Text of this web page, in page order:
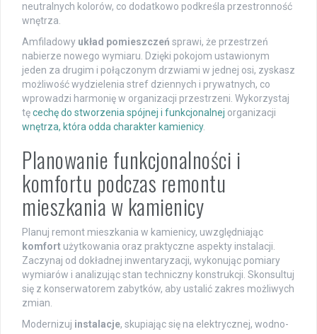
neutralnych kolorów, co dodatkowo podkreśla przestronność
wnętrza.
Amfiladowy układ pomieszczeń sprawi, że przestrzeń
nabierze nowego wymiaru. Dzięki pokojom ustawionym
jeden za drugim i połączonym drzwiami w jednej osi, zyskasz
możliwość wydzielenia stref dziennych i prywatnych, co
wprowadzi harmonię w organizacji przestrzeni. Wykorzystaj
tęcechę do stworzenia spójnej i funkcjonalnej organizacji
wnętrza, która odda charakter kamienicy.
Planowanie funkcjonalności i
komfortu podczas remontu
mieszkania w kamienicy
Planuj remont mieszkania w kamienicy, uwzględniając
komfort użytkowania oraz praktyczne aspekty instalacji.
Zaczynaj od dokładnej inwentaryzacji, wykonując pomiary
wymiarów i analizując stan techniczny konstrukcji. Skonsultuj
się z konserwatorem zabytków, aby ustalić zakres możliwych
zmian.
Modernizuj instalacje, skupiając się na elektrycznej, wodno-